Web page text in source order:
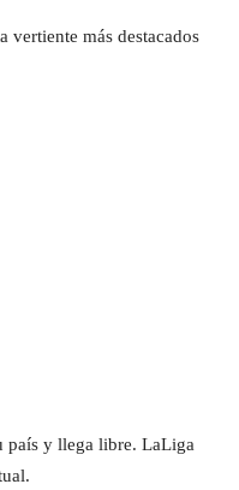
vertiente más destacados
país y llega libre. LaLiga